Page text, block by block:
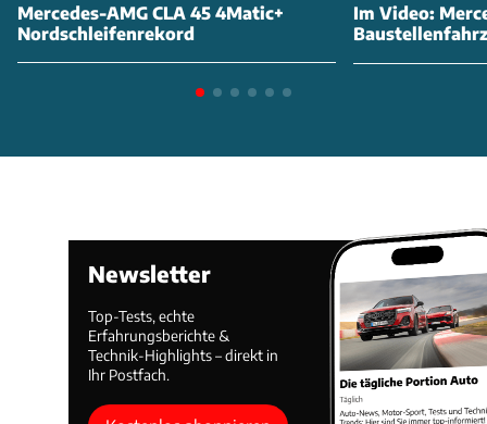
Mercedes-AMG CLA 45 4Matic+
Nordschleifenrekord
Im Video:
Newsletter
Top-Tests, echte
Erfahrungsberichte &
Technik-Highlights – direkt in
Ihr Postfach.